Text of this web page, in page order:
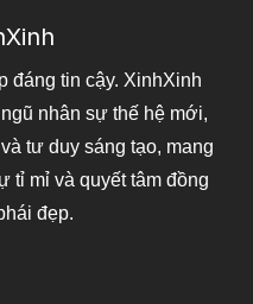
đáng tin cậy. XinhXinh
nhân sự thế hệ mới,
tư duy sáng tạo, mang
tỉ mỉ và quyết tâm đồng
đẹp.